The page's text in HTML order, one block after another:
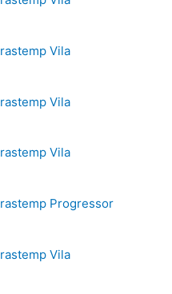
Vila
Vila
Vila
Progressor
Vila